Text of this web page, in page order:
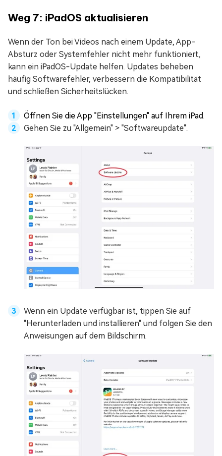
Weg 7: iPadOS aktualisieren
Wenn der Ton bei Videos nach einem Update, App-
Absturz oder Systemfehler nicht mehr funktioniert,
kann ein iPadOS-Update helfen. Updates beheben
häufig Softwarefehler, verbessern die Kompatibilität
und schließen Sicherheitslücken.
Öffnen Sie die App "Einstellungen" auf Ihrem iPad.
Gehen Sie zu "Allgemein" > "Softwareupdate".
Wenn ein Update verfügbar ist, tippen Sie auf
"Herunterladen und installieren" und folgen Sie den
Anweisungen auf dem Bildschirm.